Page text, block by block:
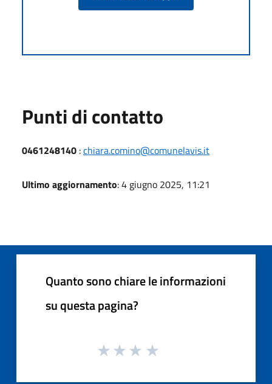
Punti di contatto
0461248140 :chiara.comino@comunelavis.it
Ultimo aggiornamento: 4 giugno 2025, 11:21
Quanto sono chiare le informazioni
su questa pagina?